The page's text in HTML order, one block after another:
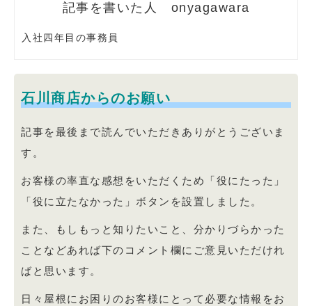
onyagawara
入社四年目の事務員
石川商店からのお願い
記事を最後まで読んでいただきありがとうございま
す。
お客様の率直な感想をいただくため「役にたった」
「役に立たなかった」ボタンを設置しました。
また、もしもっと知りたいこと、分かりづらかった
ことなどあれば下のコメント欄にご意見いただけれ
ばと思います。
日々屋根にお困りのお客様にとって必要な情報をお